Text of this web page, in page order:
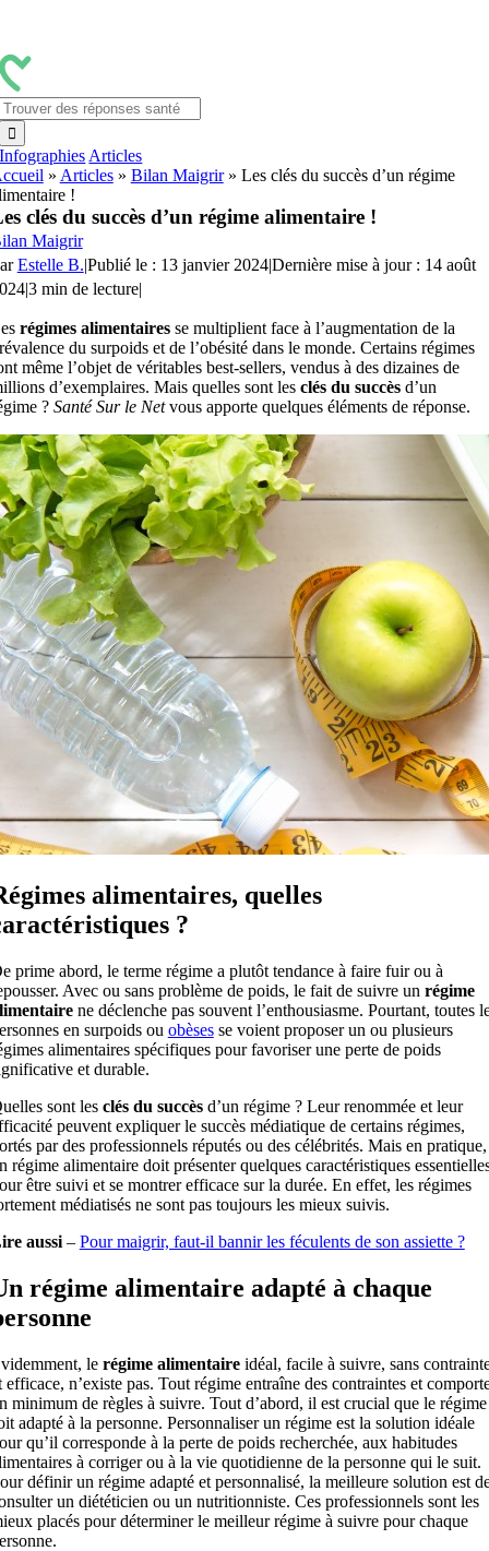
contenu
Infographies Articles
» Articles» Bilan Maigrir» Les clés du succès d’un régime
!
clés du succès d’un régime alimentaire !
Maigrir
Estelle B.|Publié le : 13 janvier 2024|Dernière mise à jour : 14 août
|3 min de lecture|
régimes alimentairesse multiplient face à l’augmentation de la
du surpoids et de l’obésité dans le monde. Certains régimes
même l’objet de véritables best-sellers, vendus à des dizaines de
d’exemplaires. Mais quelles sont les clés du succèsd’un
? Santé Sur le Netvous apporte quelques éléments de réponse.
alimentaires, quelles
?
prime abord, le terme régime a plutôt tendance à faire fuir ou à
Avec ou sans problème de poids, le fait de suivre un régime
ne déclenche pas souvent l’enthousiasme. Pourtant, toutes
en surpoids ou obèsesse voient proposer un ou plusieurs
alimentaires spécifiques pour favoriser une perte de poids
et durable.
sont les clés du succès d’un régime ? Leur renommée et leur
peuvent expliquer le succès médiatique de certains régimes,
par des professionnels réputés ou des célébrités. Mais en pratique,
régime alimentaire doit présenter quelques caractéristiques
être suivi et se montrer efficace sur la durée. En effet, les régimes
médiatisés ne sont pas toujours les mieux suivis.
aussi– Pour maigrir, faut-il bannir les féculents de son assiette ?
régime alimentaire adapté à chaque
le régime alimentaireidéal, facile à suivre, sans
efficace, n’existe pas. Tout régime entraîne des contraintes et
minimum de règles à suivre. Tout d’abord, il est crucial que le régime
adapté à la personne. Personnaliser un régime est la solution idéale
qu’il corresponde à la perte de poids recherchée, aux habitudes
à corriger ou à la vie quotidienne de la personne qui le suit.
définir un régime adapté et personnalisé, la meilleure solution est
un diététicien ou un nutritionniste. Ces professionnels sont les
placés pour déterminer le meilleur régime à suivre pour chaque